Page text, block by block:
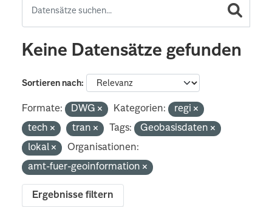
Keine Datensätze gefunden
Sortieren nach
Formate: DWG Kategorien:
regi
tech
tran Tags:
Geobasisdaten
lokal
Organisationen:
amt-fuer-geoinformation
Ergebnisse filtern